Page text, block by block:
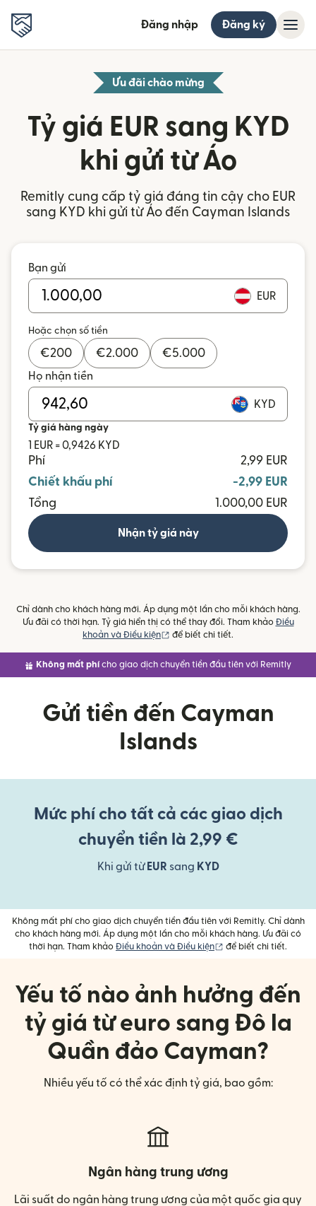
Đăng nhập Đăng ký
Ưu đãi chào mừng
Tỷ giá EUR sang KYD
khi gửi từ Áo
Remitly cung cấp tỷ giá đáng tin cậy cho EUR
sang KYD khi gửi từ Áo đến Cayman Islands
Bạn gửi
EUR
Hoặc chọn số tiền
€200 €2.000 €5.000
Họ nhận tiền
KYD
Tỷ giá hàng ngày
1 EUR = 0,9426 KYD
Phí
2,99 EUR
Chiết khấu phí
-2,99 EUR
Tổng
1.000,00 EUR
Nhận tỷ giá này
Chỉ dành cho khách hàng mới. Áp dụng một lần cho mỗi khách hàng.
Ưu đãi có thời hạn. Tỷ giá hiển thị có thể thay đổi. Tham khảo Điều
khoản và Điều kiện
(mở trong cửa sổ mới)
để biết chi tiết.
Không mất phí cho giao dịch chuyển tiền đầu tiên với Remitly
Gửi tiền đến Cayman
Islands
Mức phí cho tất cả các giao dịch
chuyển tiền là 2,99 €
Khi gửi từ EUR sang KYD
Không mất phí cho giao dịch chuyển tiền đầu tiên với Remitly. Chỉ dành
cho khách hàng mới. Áp dụng một lần cho mỗi khách hàng. Ưu đãi có
thời hạn. Tham khảo Điều khoản và Điều kiện (mở trong cửa sổ mới)
để biết chi tiết.
Yếu tố nào ảnh hưởng đến
tỷ giá từ euro sang Đô la
Quần đảo Cayman?
Nhiều yếu tố có thể xác định tỷ giá, bao gồm:
Ngân hàng trung ương
Lãi suất do ngân hàng trung ương của một quốc gia quy